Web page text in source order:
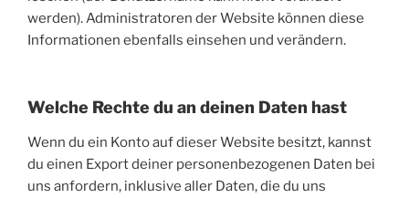
werden). Administratoren der Website können diese
Informationen ebenfalls einsehen und verändern.
Welche Rechte du an deinen Daten hast
Wenn du ein Konto auf dieser Website besitzt, kannst
du einen Export deiner personenbezogenen Daten bei
uns anfordern, inklusive aller Daten, die du uns